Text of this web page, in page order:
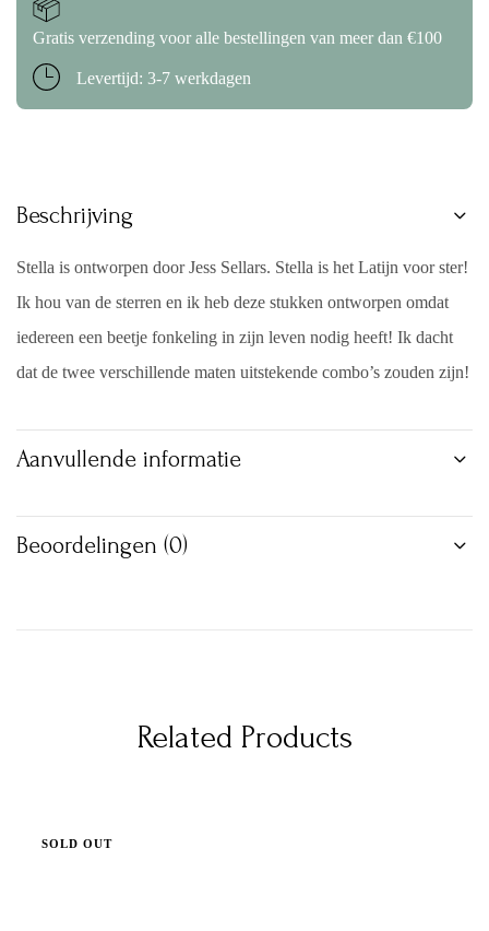
Gratis verzending voor alle bestellingen van meer dan €100
Levertijd: 3-7 werkdagen
Beschrijving
Stella is ontworpen door Jess Sellars. Stella is het Latijn voor ster!
Ik hou van de sterren en ik heb deze stukken ontworpen omdat
iedereen een beetje fonkeling in zijn leven nodig heeft! Ik dacht
dat de twee verschillende maten uitstekende combo’s zouden zijn!
Aanvullende informatie
Beoordelingen (0)
Related Products
SOLD OUT